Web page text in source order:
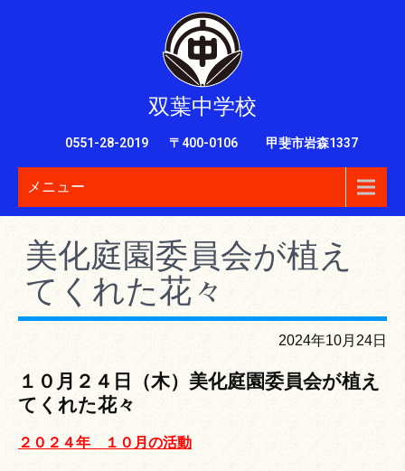
双葉中学校
0551-28-2019 〒400-0106 甲斐市岩森1337
メニュー
美化庭園委員会が植え
てくれた花々
2024年10月24日
１０月２４ 日（木）美化庭園委員会が植え
てくれた花々
２０２４年 １０月の活動